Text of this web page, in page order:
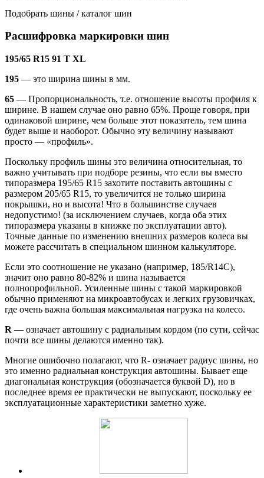
Подобрать шины / каталог шин
Расшифровка маркировки шин
195/65 R15 91 T XL
195 — это ширина шины в мм.
65 — Пропорциональность, т.е. отношение высоты профиля к
ширине. В нашем случае оно равно 65%. Проще говоря, при
одинаковой ширине, чем больше этот показатель, тем шина
будет выше и наоборот. Обычно эту величину называют
просто — «профиль».
Поскольку профиль шины это величина относительная, то
важно учитывать при подборе резины, что если вы вместо
типоразмера 195/65 R15 захотите поставить автошины с
размером 205/65 R15, то увеличится не только ширина
покрышки, но и высота! Что в большинстве случаев
недопустимо! (за исключением случаев, когда оба этих
типоразмера указаны в книжке по эксплуатации авто).
Точные данные по изменению внешних размеров колеса вы
можете рассчитать в специальном шинном калькуляторе.
Если это соотношение не указано (например, 185/R14С),
значит оно равно 80-82% и шина называется
полнопрофильной. Усиленные шины с такой маркировкой
обычно применяют на микроавтобусах и легких грузовичках,
где очень важна большая максимальная нагрузка на колесо.
R — означает автошину с радиальным кордом (по сути, сейчас
почти все шины делаются именно так).
Многие ошибочно полагают, что R- означает радиус шины, но
это именно радиальная конструкция автошины. Бывает еще
диагональная конструкция (обозначается буквой D), но в
последнее время ее практически не выпускают, поскольку ее
эксплуатационные характеристики заметно хуже.